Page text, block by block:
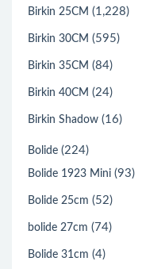
Birkin 25CM (1,228)
Birkin 30CM (595)
Birkin 35CM (84)
Birkin 40CM (24)
Birkin Shadow (16)
Bolide (224)
Bolide 1923 Mini (93)
Bolide 25cm (52)
bolide 27cm (74)
Bolide 31cm (4)